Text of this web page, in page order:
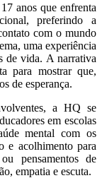
anos que enfrenta
preferindo a
com o mundo
uma experiência
de vida. A narrativa
para mostrar que,
de esperança.
a HQ se
em escolas
mental com os
e acolhimento para
pensamentos de
empatia e escuta.